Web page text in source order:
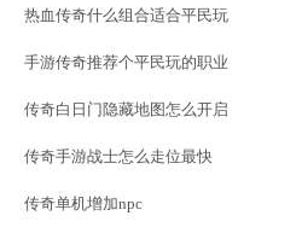
热血传奇什么组合适合平民玩
手游传奇推荐个平民玩的职业
传奇白日门隐藏地图怎么开启
传奇手游战士怎么走位最快
传奇单机增加npc